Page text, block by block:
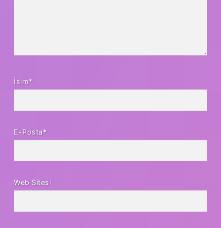
İsim*
E-Posta*
Web Sitesi